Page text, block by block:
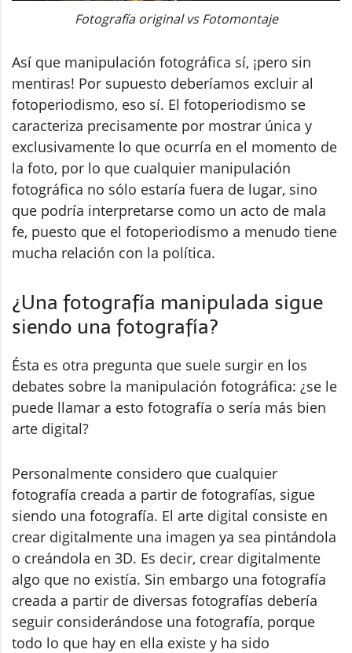
Fotografía original vs Fotomontaje
Así que manipulación fotográfica sí, ¡pero sin
mentiras! Por supuesto deberíamos excluir al
fotoperiodismo, eso sí. El fotoperiodismo se
caracteriza precisamente por mostrar única y
exclusivamente lo que ocurría en el momento de
la foto, por lo que cualquier manipulación
fotográfica no sólo estaría fuera de lugar, sino
que podría interpretarse como un acto de mala
fe, puesto que el fotoperiodismo a menudo tiene
mucha relación con la política.
¿Una fotografía manipulada sigue
siendo una fotografía?
Ésta es otra pregunta que suele surgir en los
debates sobre la manipulación fotográfica: ¿se le
puede llamar a esto fotografía o sería más bien
arte digital?
Personalmente considero que cualquier
fotografía creada a partir de fotografías, sigue
siendo una fotografía. El arte digital consiste en
crear digitalmente una imagen ya sea pintándola
o creándola en 3D. Es decir, crear digitalmente
algo que no existía. Sin embargo una fotografía
creada a partir de diversas fotografías debería
seguir considerándose una fotografía, porque
todo lo que hay en ella existe y ha sido